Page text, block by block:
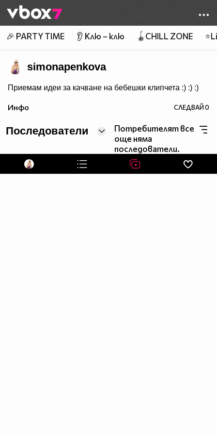
👾
🎉 PARTY TIME 👂 Клю – клю 🪀CHILL ZONE
simonapenkova
Приемам идеи за качване на бебешки клипчета :) :) :)
Инфо СЛЕДВАЙ0
Последователи
Потребителят все
още няма
последователи.